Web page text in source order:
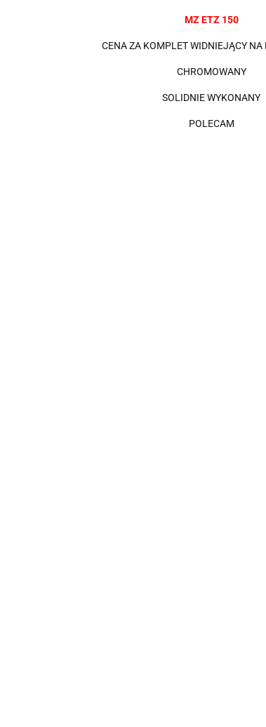
MZ ETZ 150
CENA ZA KOMPLET WIDNIEJĄCY NA
CHROMOWANY
SOLIDNIE WYKONANY
POLECAM